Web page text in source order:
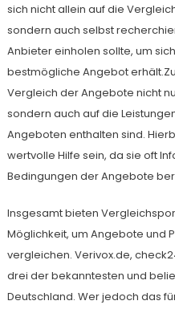
sich nicht allein auf die
sondern auch selbst
Anbieter einholen sollte, um
bestmögliche Angebot
Vergleich der Angebote nicht
sondern auch auf die
Angeboten enthalten sind.
wertvolle Hilfe sein, da sie oft
Bedingungen der Angebote
Insgesamt bieten
Möglichkeit, um Angebote und
vergleichen. Verivox.de,
drei der bekanntesten und
Deutschland. Wer jedoch das